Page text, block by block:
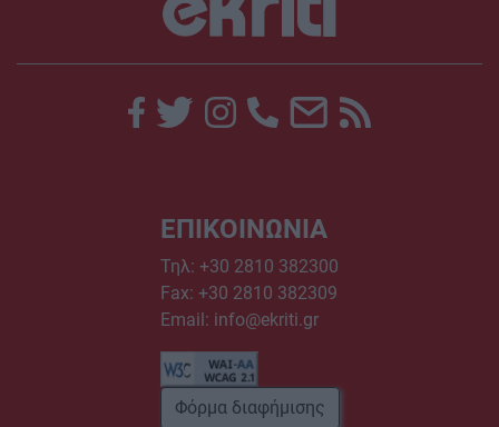
ΕΠΙΚΟΙΝΩΝΙΑ
Τηλ: +30 2810 382300
Fax: +30 2810 382309
Email: info@ekriti.gr
Φόρμα διαφήμισης